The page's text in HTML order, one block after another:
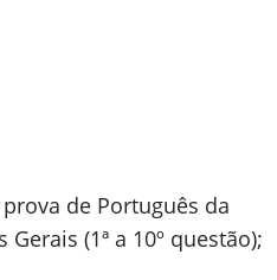
de Português da
(1ª a 10º questão);